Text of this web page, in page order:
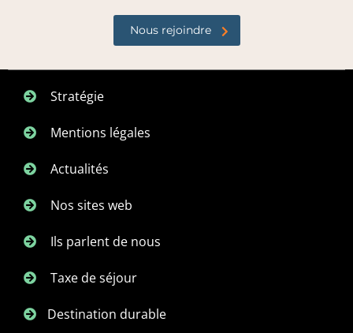
Nous rejoindre
Stratégie
Mentions légales
Actualités
Nos sites web
Ils parlent de nous
Taxe de séjour
Destination durable